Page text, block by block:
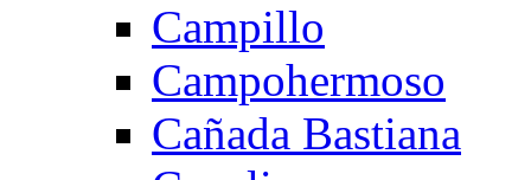
Campillo
Campohermoso
Cañada Bastiana